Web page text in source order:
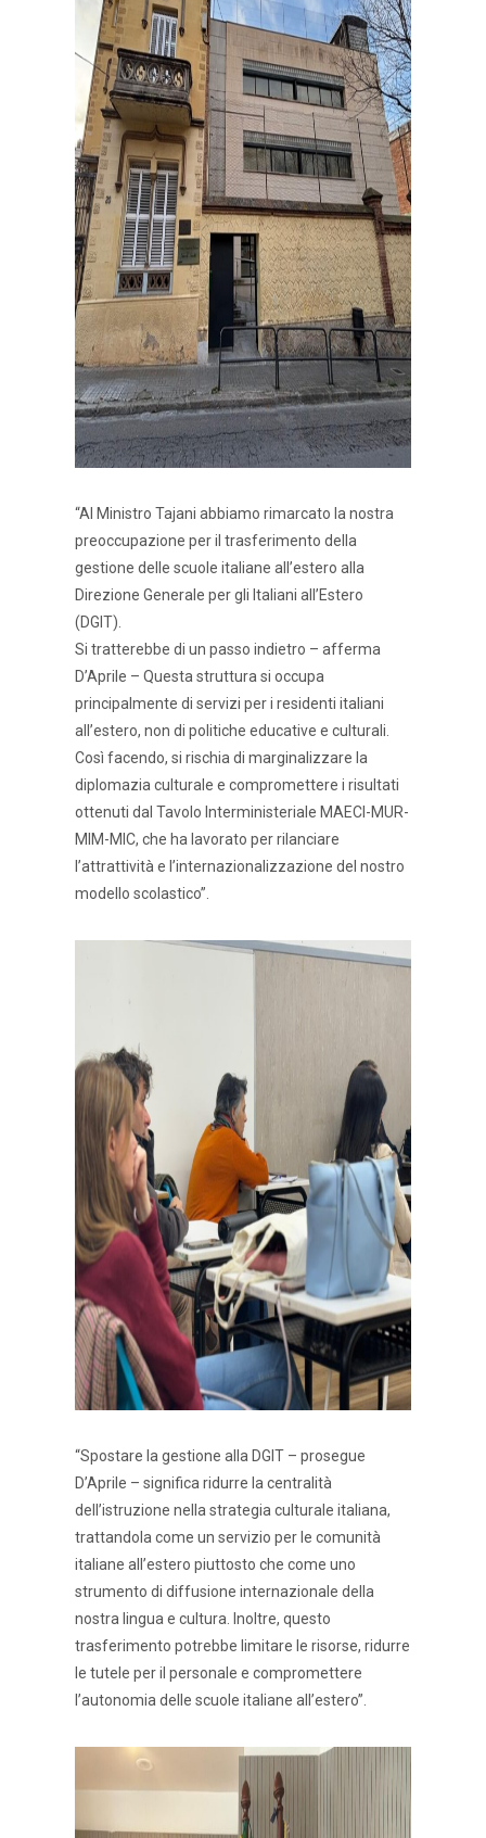
“Al Ministro Tajani abbiamo rimarcato la nostra
preoccupazione per il trasferimento della
gestione delle scuole italiane all’estero alla
Direzione Generale per gli Italiani all’Estero
(DGIT).
Si tratterebbe di un passo indietro – afferma
D’Aprile – Questa struttura si occupa
principalmente di servizi per i residenti italiani
all’estero, non di politiche educative e culturali.
Così facendo, si rischia di marginalizzare la
diplomazia culturale e compromettere i risultati
ottenuti dal Tavolo Interministeriale MAECI-MUR-
MIM-MIC, che ha lavorato per rilanciare
l’attrattività e l’internazionalizzazione del nostro
modello scolastico”.
“Spostare la gestione alla DGIT – prosegue
D’Aprile – significa ridurre la centralità
dell’istruzione nella strategia culturale italiana,
trattandola come un servizio per le comunità
italiane all’estero piuttosto che come uno
strumento di diffusione internazionale della
nostra lingua e cultura. Inoltre, questo
trasferimento potrebbe limitare le risorse, ridurre
le tutele per il personale e compromettere
l’autonomia delle scuole italiane all’estero”.